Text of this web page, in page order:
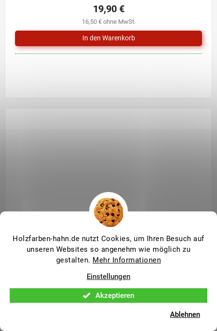
Holzfarben-hahn.de nutzt Cookies, um Ihren Besuch auf
unseren Websites so angenehm wie möglich zu
gestalten. Mehr Informationen
Einstellungen
Ablehnen
Akzeptieren
16,50 € ohne MwSt.
19,90 €
Versand in 5 Werktagen